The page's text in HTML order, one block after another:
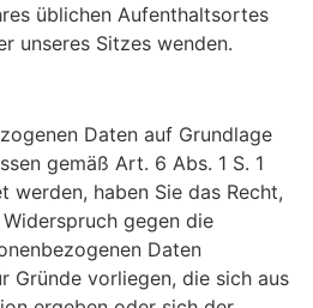
üblichen Aufenthaltsortes
unseres Sitzes wenden.
Daten auf Grundlage
gemäß Art. 6 Abs. 1 S. 1
werden, haben Sie das Recht,
gegen die
Daten
Gründe vorliegen, die sich aus